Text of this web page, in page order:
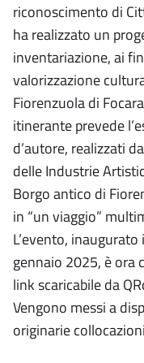
riconoscimento di
ha realizzato un
inventariazione, ai
valorizzazione
Fiorenzuola di
itinerante prevede
d’autore, realizzati
delle Industrie
Borgo antico di
in “un viaggio”
L’evento,
gennaio 2025, è ora
link scaricabile da
Vengono messi a
originarie